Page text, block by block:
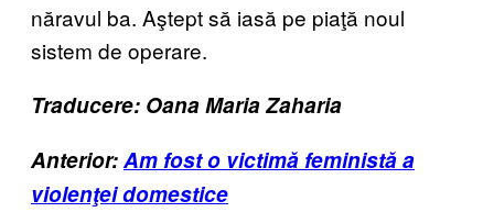
năravul ba. Aştept să iasă pe piaţă noul
sistem de operare.
Traducere: Oana Maria Zaharia
Anterior:Am fost o victimă feministă a
violenţei domestice